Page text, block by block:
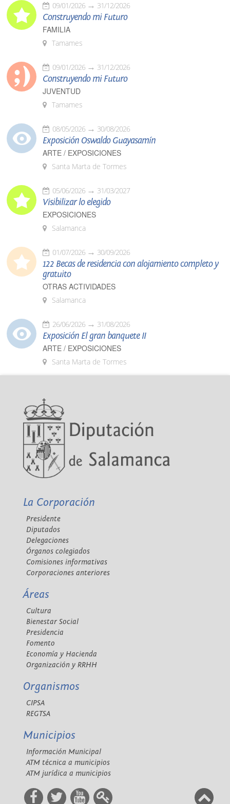
09/01/2026 31/12/2026
Construyendo mi Futuro
FAMILIA
Tamames
09/01/2026 31/12/2026
Construyendo mi Futuro
JUVENTUD
Tamames
08/05/2026 30/08/2026
Exposición Oswaldo Guayasamín
ARTE / EXPOSICIONES
Santa Marta de Tormes
05/06/2026 31/03/2027
Visibilizar lo elegido
EXPOSICIONES
Salamanca
01/07/2026 30/09/2026
122 Becas de residencia con alojamiento completo y
gratuito
OTRAS ACTIVIDADES
Salamanca
26/06/2026 31/08/2026
Exposición El gran banquete II
ARTE / EXPOSICIONES
Santa Marta de Tormes
La Corporación
Presidente
Diputados
Delegaciones
Órganos colegiados
Comisiones informativas
Corporaciones anteriores
Áreas
Cultura
Bienestar Social
Presidencia
Fomento
Economía y Hacienda
Organización y RRHH
Organismos
CIPSA
REGTSA
Municipios
Información Municipal
ATM técnica a municipios
ATM jurídica a municipios